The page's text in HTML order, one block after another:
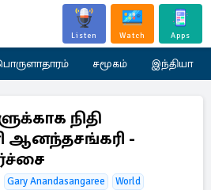
Listen Watch Apps
சமூகம் இந்தியா
நிதி
ஆனந்தசங்கரி -
Gary Anandasangaree
World